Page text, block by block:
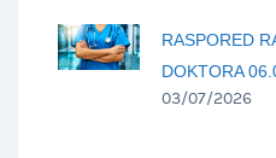
RASPORED
DOKTORA
03/07/2026